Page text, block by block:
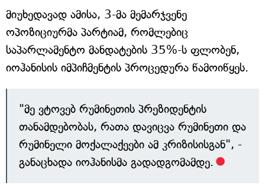
მიუხედავად ამისა, 3-მა მემარჯვენე
ოპოზიციურმა პარტიამ, რომლებიც
საპარლამენტო მანდატების 35%-ს ფლობენ,
იოჰანისის იმპიჩმენტის პროცედურა წამოიწყეს.
"მე ვტოვებ რუმინეთის პრეზიდენტის
თანამდებობას, რათა დავიცვა რუმინეთი და
რუმინელი მოქალაქეები ამ კრიზისისგან", -
განაცხადა იოჰანისმა გადადგომამდე.